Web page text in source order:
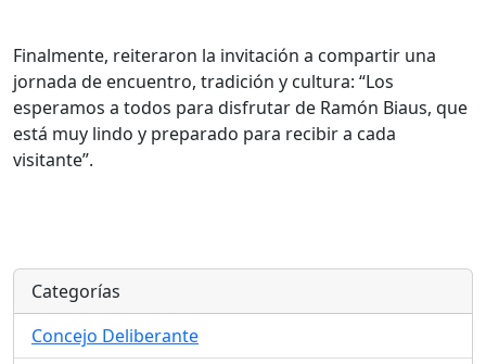
Finalmente, reiteraron la invitación a compartir una
jornada de encuentro, tradición y cultura: “Los
esperamos a todos para disfrutar de Ramón Biaus, que
está muy lindo y preparado para recibir a cada
visitante”.
Categorías
Concejo Deliberante